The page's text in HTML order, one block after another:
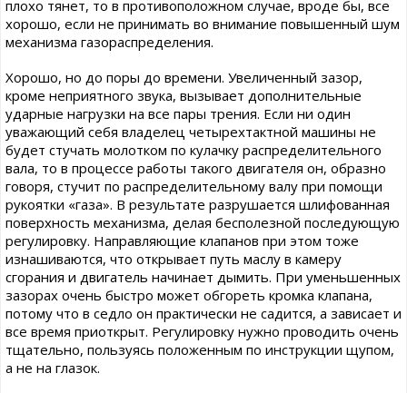
плохо тянет, то в противоположном случае, вроде бы, все
хорошо, если не принимать во внимание повышенный шум
механизма газораспределения.
Хорошо, но до поры до времени. Увеличенный зазор,
кроме неприятного звука, вызывает дополнительные
ударные нагрузки на все пары трения. Если ни один
уважающий себя владелец четырехтактной машины не
будет стучать молотком по кулачку распределительного
вала, то в процессе работы такого двигателя он, образно
говоря, стучит по распределительному валу при помощи
рукоятки «газа». В результате разрушается шлифованная
поверхность механизма, делая бесполезной последующую
регулировку. Направляющие клапанов при этом тоже
изнашиваются, что открывает путь маслу в камеру
сгорания и двигатель начинает дымить. При уменьшенных
зазорах очень быстро может обгореть кромка клапана,
потому что в седло он практически не садится, а зависает и
все время приоткрыт. Регулировку нужно проводить очень
тщательно, пользуясь положенным по инструкции щупом,
а не на глазок.